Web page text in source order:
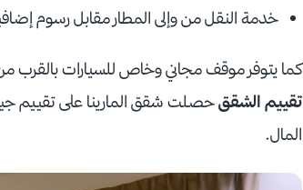
خدمة النقل من وإلى المطار مقابل رسوم
كما يتوفر موقف مجاني وخاص للسيارات بالقرب
تقييم الشققحصلت شقق المارينا على تقييم
المال.